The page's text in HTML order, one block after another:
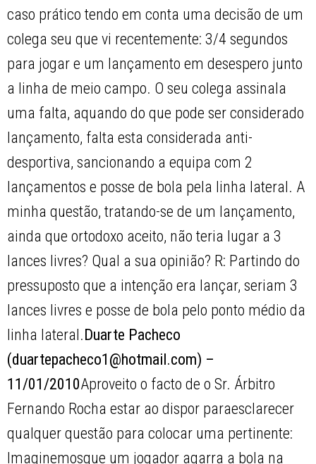
caso prático tendo em conta uma decisão de um
colega seu que vi recentemente: 3/4 segundos
para jogar e um lançamento em desespero junto
a linha de meio campo. O seu colega assinala
uma falta, aquando do que pode ser considerado
lançamento, falta esta considerada anti-
desportiva, sancionando a equipa com 2
lançamentos e posse de bola pela linha lateral. A
minha questão, tratando-se de um lançamento,
ainda que ortodoxo aceito, não teria lugar a 3
lances livres? Qual a sua opinião? R: Partindo do
pressuposto que a intenção era lançar, seriam 3
lances livres e posse de bola pelo ponto médio da
linha lateral. Duarte Pacheco
(duartepacheco1@hotmail.com) –
11/01/2010Aproveito o facto de o Sr. Árbitro
Fernando Rocha estar ao dispor paraesclarecer
qualquer questão para colocar uma pertinente:
Imaginemosque um jogador agarra a bola na